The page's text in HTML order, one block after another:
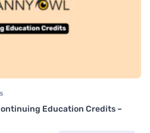
Education Credits –